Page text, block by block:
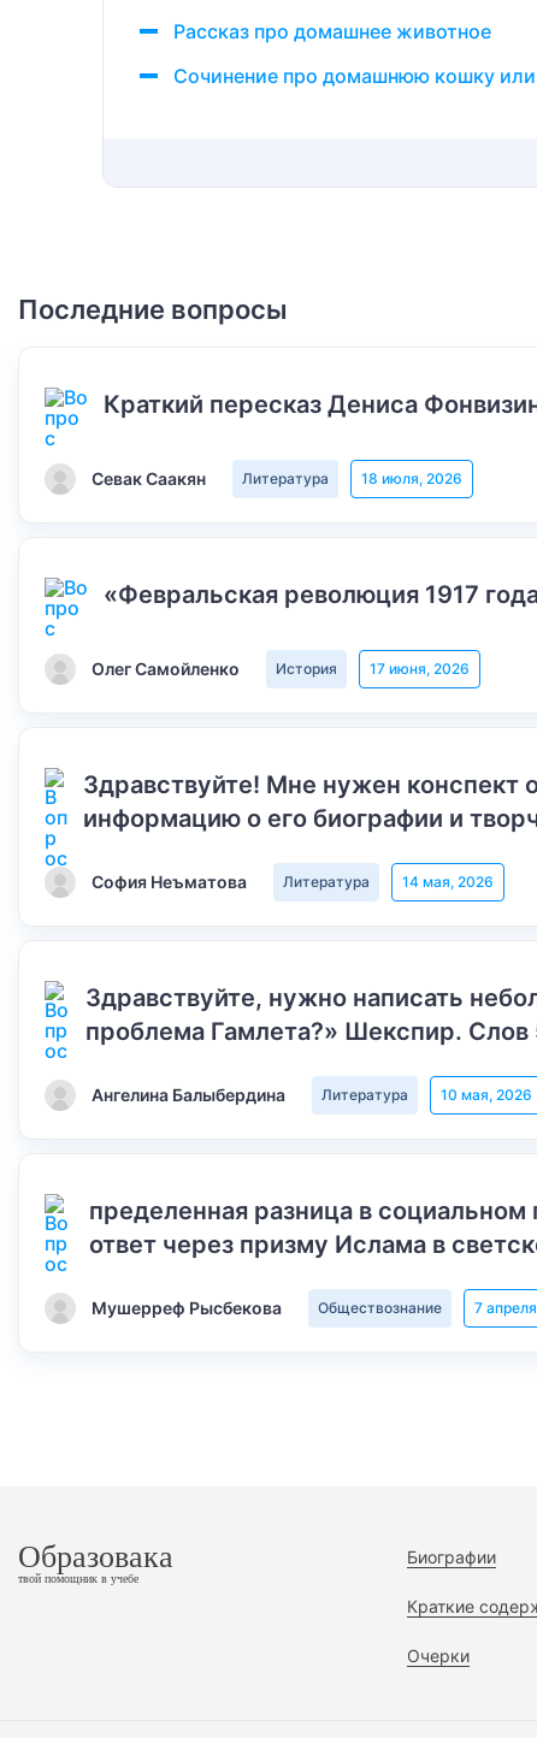
Рассказ про домашнее животное
Сочинение про домашнюю кошку или
Последние вопросы
Краткий пересказ Дениса
Севак Саакян Литература 18 июля, 2026
«Февральская революция 1917
Олег Самойленко История 17 июня, 2026
Здравствуйте! Мне нужен
информацию о его биографии и
София Неъматова Литература 14 мая, 2026
Здравствуйте, нужно написать
проблема Гамлета?» Шекспир. Слов
Ангелина Балыбердина Литература 10 мая, 2026
пределенная разница в
ответ через призму Ислама в
Мушерреф Рысбекова Обществознание 7
Образовака
твой помощник в учебе
Биографии
Краткие
Очерки